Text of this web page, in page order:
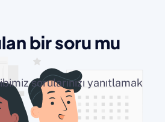
bir soru mu
sorularınızı yanıtlamak